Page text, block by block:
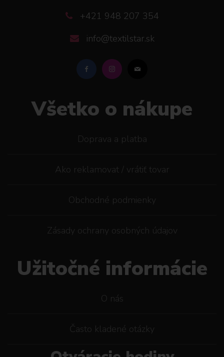
+421 948 207 354
info@textilstar.sk
Všetko o nákupe
Doprava a platba
Ako reklamovat / vrátiť tovar
Obchodné podmienky
Zásady ochrany osobných údajov
Užitočné informácie
O nás
Často kladené otázky